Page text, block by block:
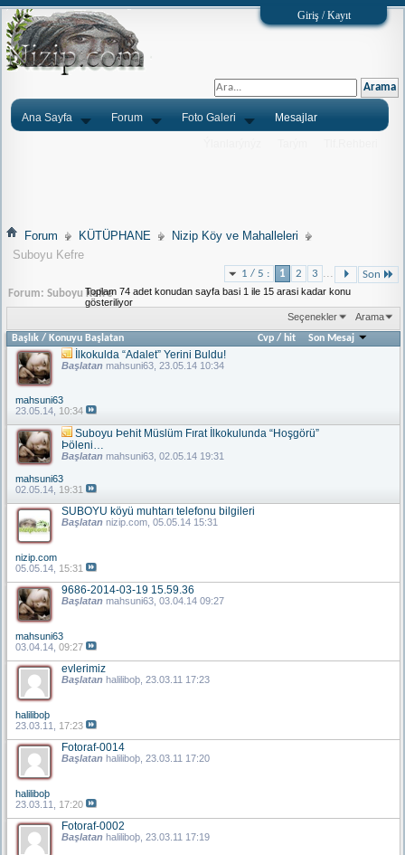
Giriş / Kayıt
Ana Sayfa Forum Foto Galeri Mesajlar
Forum KÜTÜPHANE
Nizip Köy ve Mahalleleri
Suboyu Kefre
1 / 5 : 1 2 3 ... Son
Toplam 74 adet konudan sayfa basi 1 ile 15 arasi kadar konu
gösteriliyor
Forum: Suboyu Kefre
Seçenekler Arama
Başlık / Konuyu Başlatan Cvp /hit Son Mesaj
İlkokulda “Adalet” Yerini Buldu!
Başlatan mahsuni63, 23.05.14 10:34
mahsuni63
23.05.14, 10:34
Suboyu Þehit Müslüm Fırat İlkokulunda “Hoşgörü”
Þöleni…
Başlatan mahsuni63, 02.05.14 19:31
mahsuni63
02.05.14, 19:31
SUBOYU köyü muhtarı telefonu bilgileri
Başlatan nizip.com, 05.05.14 15:31
nizip.com
05.05.14, 15:31
9686-2014-03-19 15.59.36
Başlatan mahsuni63, 03.04.14 09:27
mahsuni63
03.04.14, 09:27
evlerimiz
Başlatan haliliboþ, 23.03.11 17:23
haliliboþ
23.03.11,
17:23
Fotoraf-0014
Başlatan haliliboþ , 23.03.11 17:20
haliliboþ
23.03.11,
17:20
Fotoraf-0002
Başlatan haliliboþ , 23.03.11 17:19